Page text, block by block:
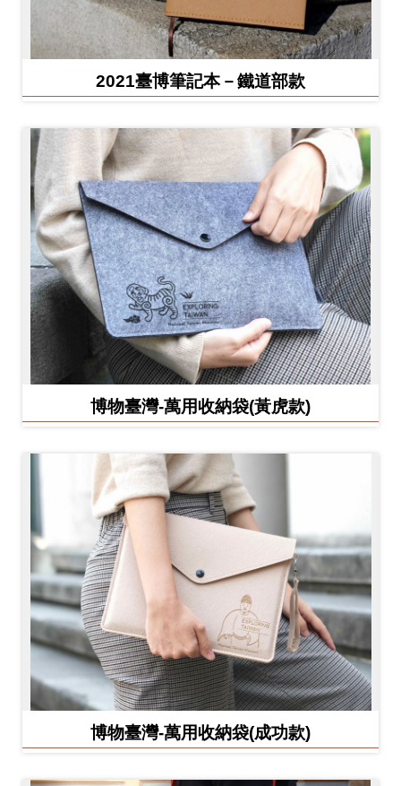
2021臺博筆記本－鐵道部款
博物臺灣-萬用收納袋(黃虎款)
博物臺灣-萬用收納袋(成功款)